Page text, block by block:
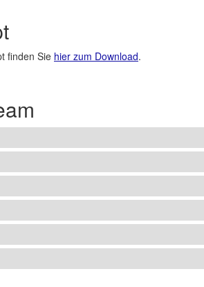
finden Sie hier zum Download.